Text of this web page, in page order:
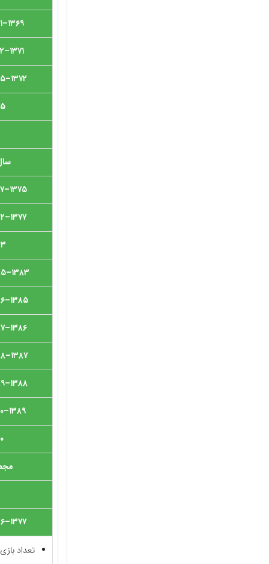
۱۳۶۹–۱۳۷۱
۱۳۷۱–۱۳۷۲
۱۳۷۲–۱۳۷۵
۱۳۷۵–۱۳۷۷
۱۳۷۷–۱۳۸۲
۱۳۸۳–۱۳۸۵
۱۳۸۵–۱۳۸۶
۱۳۸۶–۱۳۸۷
۱۳۸۷–۱۳۸۸
۱۳۸۸–۱۳۸۹
۱۳۸۹–۱۳۹۰
۱۳۷۷–۱۳۸۶
تعداد